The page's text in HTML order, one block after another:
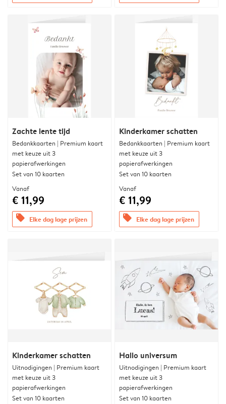
Zachte lente tijd
Bedankkaarten | Premium kaart
met keuze uit 3
papierafwerkingen
Set van 10 kaarten
Vanaf
€ 11,99
offers Elke dag lage prijzen
Kinderkamer schatten
Bedankkaarten | Premium kaart
met keuze uit 3
papierafwerkingen
Set van 10 kaarten
Vanaf
€ 11,99
offers Elke dag lage prijzen
Kinderkamer schatten
Uitnodigingen | Premium kaart
met keuze uit 3
papierafwerkingen
Set van 10 kaarten
Hallo universum
Uitnodigingen | Premium kaart
met keuze uit 3
papierafwerkingen
Set van 10 kaarten